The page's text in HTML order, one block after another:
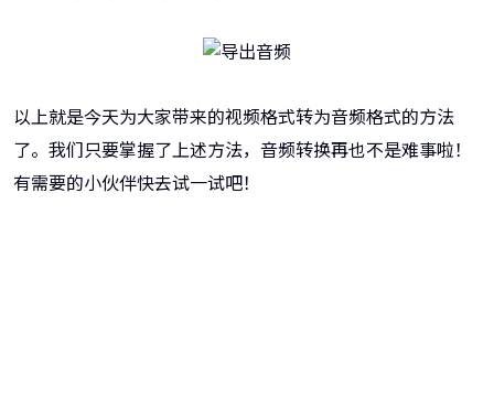
以上就是今天为大家带来的视频格式转为音频格式的方法
了。我们只要掌握了上述方法，音频转换再也不是难事啦！
有需要的小伙伴快去试一试吧！